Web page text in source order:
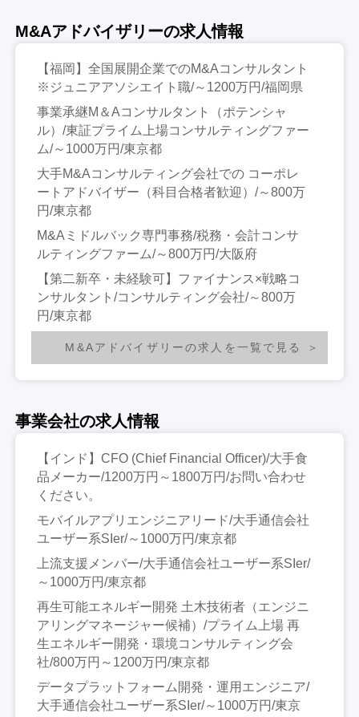
M&Aアドバイザリーの求人情報
【福岡】全国展開企業でのM&Aコンサルタント
※ジュニアアソシエイト職/～1200万円/福岡県
事業承継M＆Aコンサルタント（ポテンシャ
ル）/東証プライム上場コンサルティングファー
ム/～1000万円/東京都
大手M&Aコンサルティング会社での コーポレ
ートアドバイザー（科目合格者歓迎）/～800万
円/東京都
M&Aミドルバック専門事務/税務・会計コンサ
ルティングファーム/～800万円/大阪府
【第二新卒・未経験可】ファイナンス×戦略コ
ンサルタント/コンサルティング会社/～800万
円/東京都
M&Aアドバイザリーの求人を一覧で見る
事業会社の求人情報
【インド】CFO (Chief Financial Officer)/大手食
品メーカー/1200万円～1800万円/お問い合わせ
ください。
モバイルアプリエンジニアリード/大手通信会社
ユーザー系SIer/～1000万円/東京都
上流支援メンバー/大手通信会社ユーザー系SIer/
～1000万円/東京都
再生可能エネルギー開発 土木技術者（エンジニ
アリングマネージャー候補）/プライム上場 再
生エネルギー開発・環境コンサルティング会
社/800万円～1200万円/東京都
データプラットフォーム開発・運用エンジニア/
大手通信会社ユーザー系SIer/～1000万円/東京